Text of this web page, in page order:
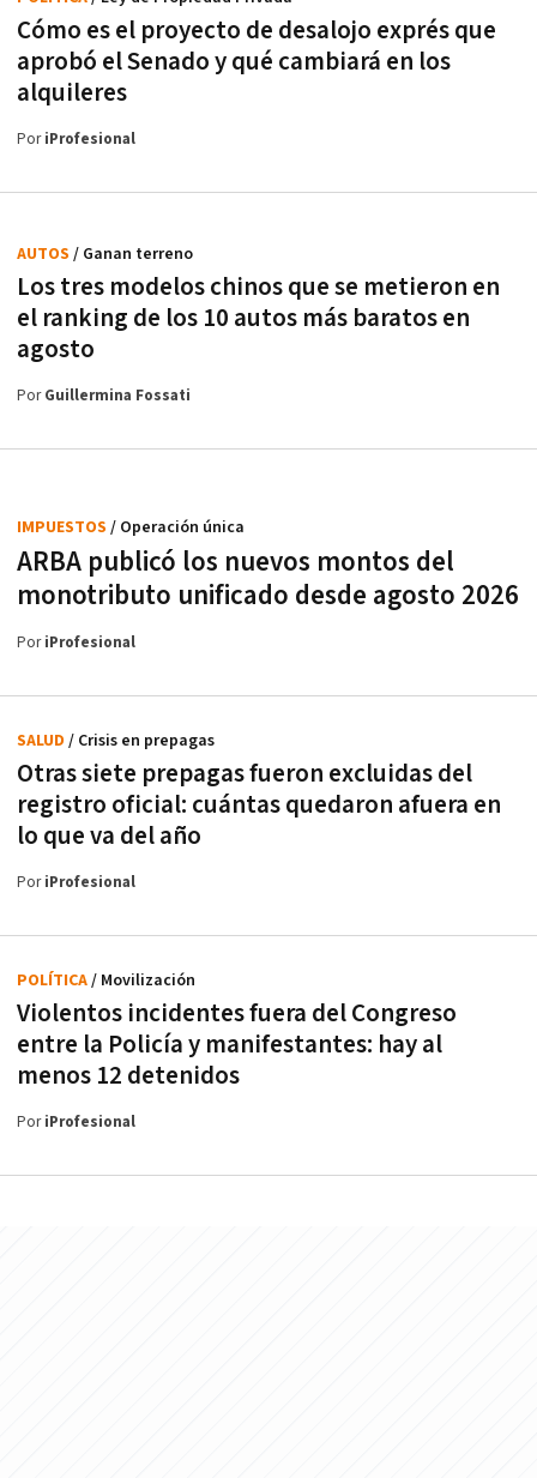
Cómo es el proyecto de desalojo exprés que
aprobó el Senado y qué cambiará en los
alquileres
PoriProfesional
Los tres modelos chinos que se metieron en
el ranking de los 10 autos más baratos en
agosto
AUTOS / Ganan terreno
PorGuillermina Fossati
ARBA publicó los nuevos montos del
monotributo unificado desde agosto 2026
IMPUESTOS / Operación única
PoriProfesional
Otras siete prepagas fueron excluidas del
registro oficial: cuántas quedaron afuera en
lo que va del año
SALUD / Crisis en prepagas
PoriProfesional
Violentos incidentes fuera del Congreso
entre la Policía y manifestantes: hay al
menos 12 detenidos
POLÍTICA/ Movilización
PoriProfesional